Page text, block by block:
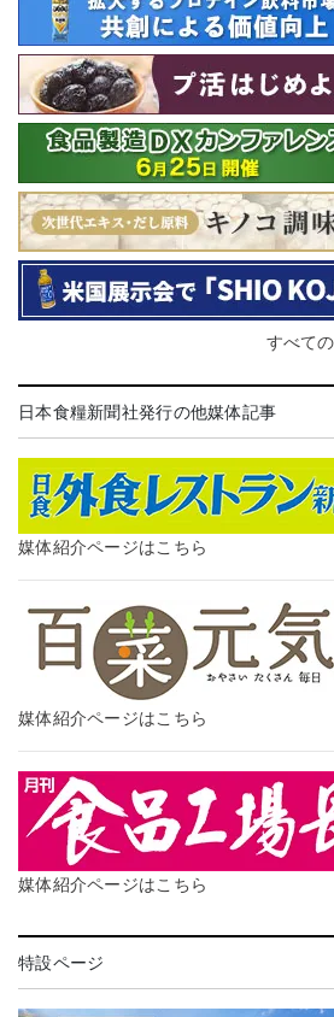
すべて
日本食糧新聞社発行の他媒体記事
媒体紹介ページはこちら
媒体紹介ページはこちら
媒体紹介ページはこちら
特設ページ